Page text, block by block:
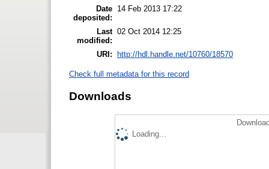
Date
deposited:
14 Feb 2013 17:22
Last
modified:
02 Oct 2014 12:25
URI: http://hdl.handle.net/10760/18570
Check full metadata for this record
Downloads
Loading...